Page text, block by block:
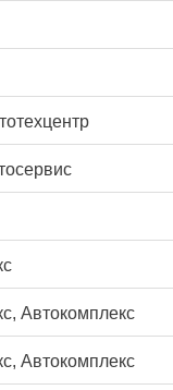
Автокомплекс
Автокомплекс